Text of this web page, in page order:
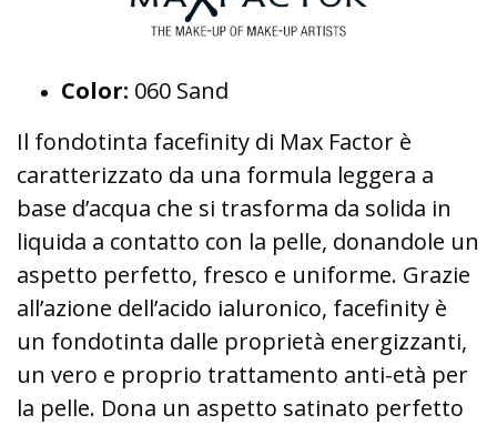
Color: 060 Sand
Il fondotinta facefinity di Max Factor è
caratterizzato da una formula leggera a
base d’acqua che si trasforma da solida in
liquida a contatto con la pelle, donandole un
aspetto perfetto, fresco e uniforme. Grazie
all’azione dell’acido ialuronico, facefinity è
un fondotinta dalle proprietà energizzanti,
un vero e proprio trattamento anti-età per
la pelle. Dona un aspetto satinato perfetto